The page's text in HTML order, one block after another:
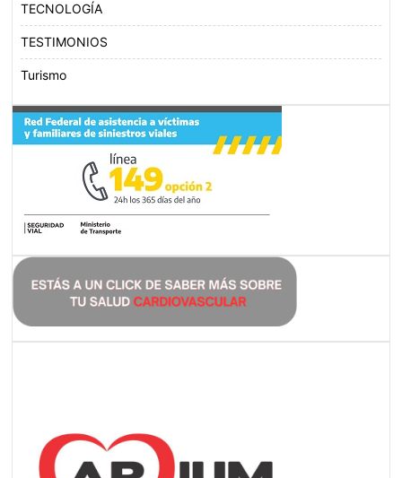
TECNOLOGÍA
TESTIMONIOS
Turismo